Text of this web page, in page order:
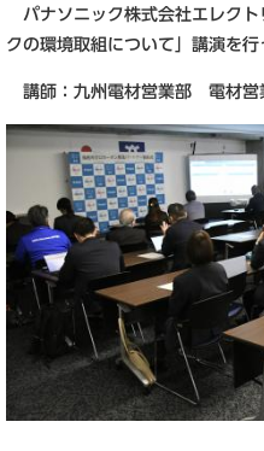
パナソニック株式会社エレクト
クの環境取組について」講演を行
講師：九州電材営業部 電材